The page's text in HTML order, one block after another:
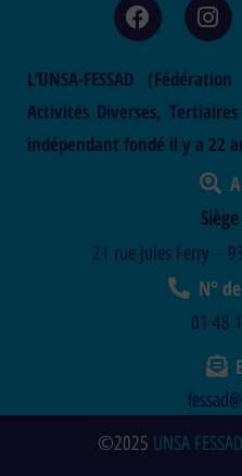
L’UNSA-FESSAD
Activités Diverses,
indépendant fondé il y a 22
21 rue Jules Ferry –
N°
01 48
©2025 UNSA FESSAD